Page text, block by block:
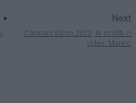
Next
Caravan Salon 2022, le novità in
video: Morelo